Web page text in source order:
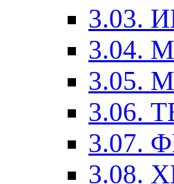
3.03.
3.04.
3.05.
3.06.
3.07.
3.08.